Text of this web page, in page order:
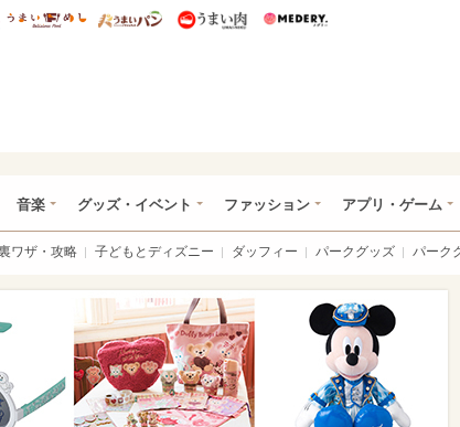
研 ディズニー特集
mimot. うまいめし うまいパン うまい肉
音楽 グッズ・イベント ファッション アプリ・ゲーム
ワザ・攻略 子どもとディズニー ダッフィー パークグッズ パーク